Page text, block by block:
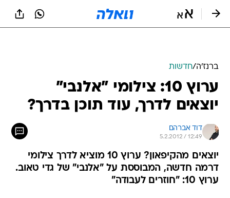
ברנז'ה/חדשות
ערוץ 10: צילומי "אלנבי"
יוצאים לדרך, עוד תוכן בדרך?
דוד אברהם
5.2.2012 / 12:49
יוצאים מהקיפאון? ערוץ 10 מוציא לדרך צילומי
דרמה חדשה, המבוססת על "אלנבי" של גדי טאוב.
ערוץ 10: "חוזרים לעבודה"